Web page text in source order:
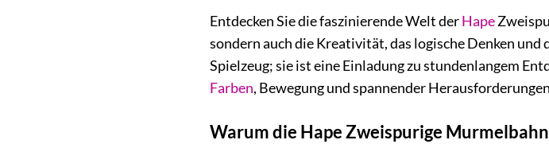
Entdecken Sie die faszinierende Welt derHape
sondern auch die Kreativität, das logische Denken
Spielzeug; sie ist eine Einladung zu stundenlangem
Farben, Bewegung und spannender
Warum die Hape Zweispurige